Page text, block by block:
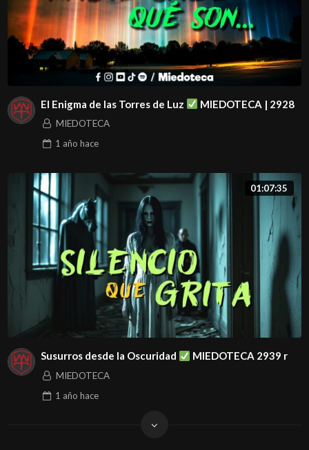
El Enigma de las Torres de Luz MIEDOTECA | 2928
MIEDOTECA
1 año hace
01:07:35
Susurros desde la Oscuridad MIEDOTECA 2939 r
MIEDOTECA
1 año hace